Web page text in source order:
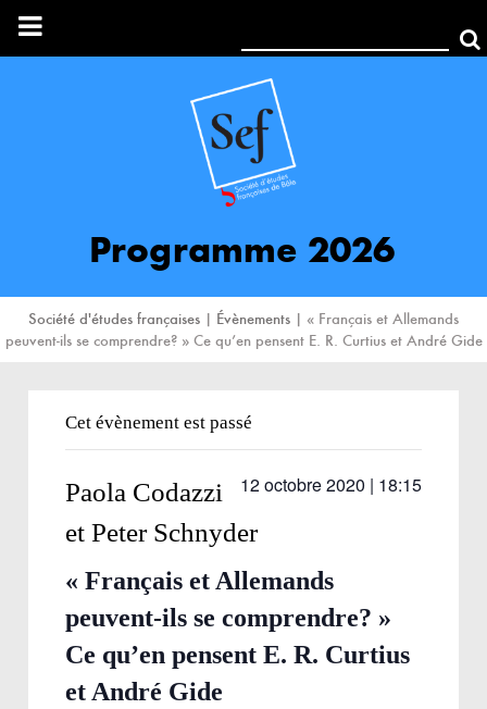
Programme 2026
Société d'études françaises | Évènements | « Français et Allemands
peuvent-ils se comprendre? » Ce qu’en pensent E. R. Curtius et André Gide
Cet évènement est passé
12 octobre 2020 | 18:15
Paola Codazzi
et Peter Schnyder
« Français et Allemands
peuvent-ils se comprendre? »
Ce qu’en pensent E. R. Curtius
et André Gide